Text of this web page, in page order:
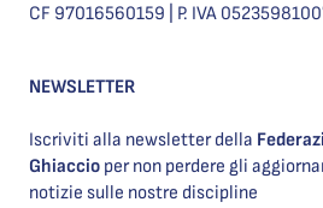
CF 97016560159 | P. IVA
NEWSLETTER
Iscriviti alla newsletter della
Ghiaccio per non perdere gli
notizie sulle nostre discipline